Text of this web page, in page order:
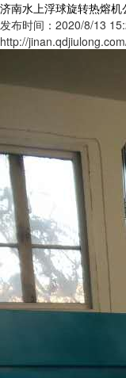
济南水上浮球旋转热熔机
发布时间：2020/8/13
http://